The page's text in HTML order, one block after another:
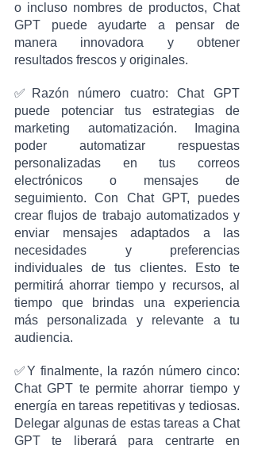
o incluso nombres de productos, Chat
GPT puede ayudarte a pensar de
manera innovadora y obtener
resultados frescos y originales.
✅Razón número cuatro: Chat GPT
puede potenciar tus estrategias de
marketing automatización. Imagina
poder automatizar respuestas
personalizadas en tus correos
electrónicos o mensajes de
seguimiento. Con Chat GPT, puedes
crear flujos de trabajo automatizados y
enviar mensajes adaptados a las
necesidades y preferencias
individuales de tus clientes. Esto te
permitirá ahorrar tiempo y recursos, al
tiempo que brindas una experiencia
más personalizada y relevante a tu
audiencia.
✅Y finalmente, la razón número cinco:
Chat GPT te permite ahorrar tiempo y
energía en tareas repetitivas y tediosas.
Delegar algunas de estas tareas a Chat
GPT te liberará para centrarte en